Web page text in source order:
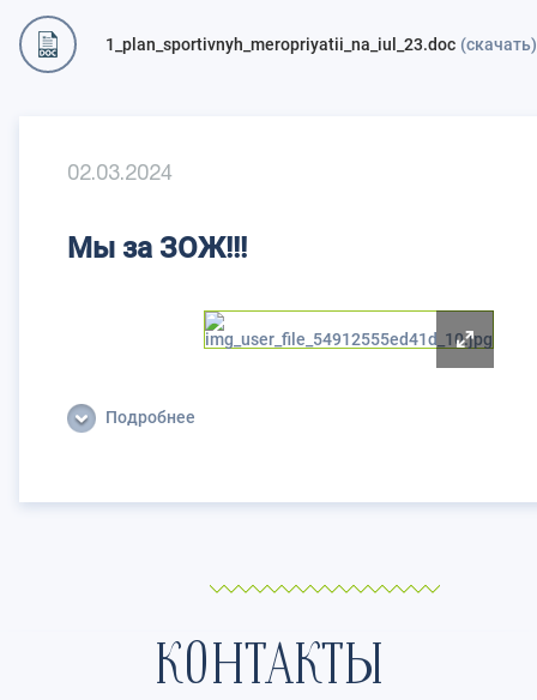
1_plan_sportivnyh_meropriyatii_na_iul_23.doc (скачать)
02.03.2024
Мы за ЗОЖ!!!
Подробнее
КОНТАКТЫ